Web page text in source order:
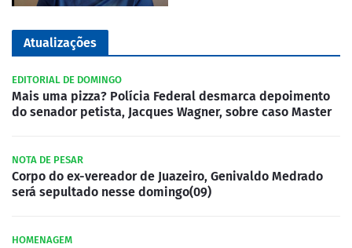
Atualizações
EDITORIAL DE DOMINGO
Mais uma pizza? Polícia Federal desmarca depoimento
do senador petista, Jacques Wagner, sobre caso Master
NOTA DE PESAR
Corpo do ex-vereador de Juazeiro, Genivaldo Medrado
será sepultado nesse domingo(09)
HOMENAGEM